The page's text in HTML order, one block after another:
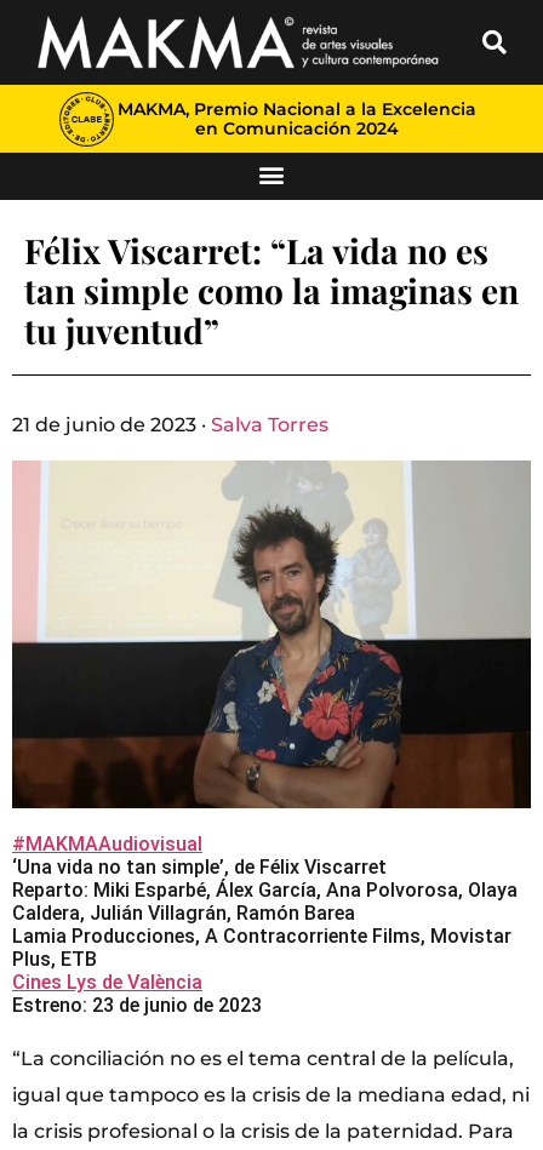
MAKMA, Premio Nacional a la Excelencia
en Comunicación 2024
Félix Viscarret: “La vida no es
tan simple como la imaginas en
tu juventud”
21 de junio de 2023 · Salva Torres
#MAKMAAudiovisual
‘Una vida no tan simple’, de Félix Viscarret
Reparto: Miki Esparbé, Álex García, Ana Polvorosa, Olaya
Caldera, Julián Villagrán, Ramón Barea
Lamia Producciones, A Contracorriente Films, Movistar
Plus, ETB
Cines Lys de València
Estreno: 23 de junio de 2023
“La conciliación no es el tema central de la película,
igual que tampoco es la crisis de la mediana edad, ni
la crisis profesional o la crisis de la paternidad. Para